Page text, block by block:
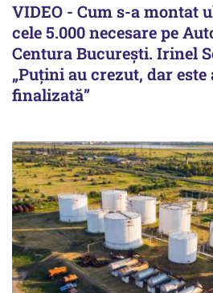
VIDEO - Cum s-a montat
cele 5.000 necesare pe
Centura București. Irinel
„Puțini au crezut, dar este
finalizată”